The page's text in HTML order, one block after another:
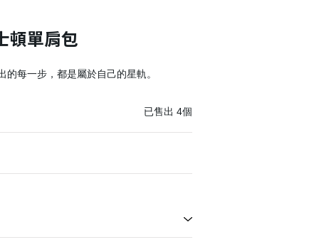
頓單肩包
的每一步，都是屬於自己的星軌。
已售出4個